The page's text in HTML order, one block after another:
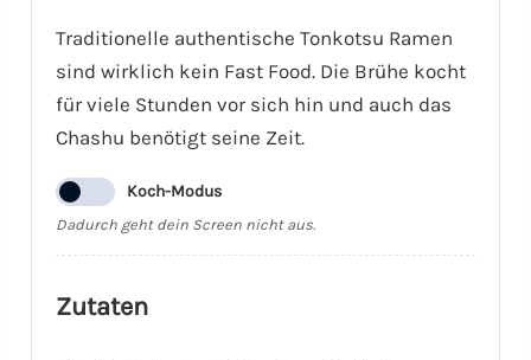
Traditionelle authentische Tonkotsu Ramen
sind wirklich kein Fast Food. Die Brühe kocht
für viele Stunden vor sich hin und auch das
Chashu benötigt seine Zeit.
Koch-Modus
Dadurch geht dein Screen nicht aus.
Zutaten